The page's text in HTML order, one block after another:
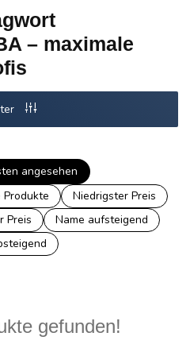
– maximale
angesehen
Niedrigster Preis
Preis
Name aufsteigend
gefunden!